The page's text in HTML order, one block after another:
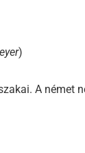
)
A német